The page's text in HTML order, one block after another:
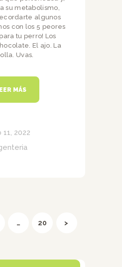
su metabolismo,
algunos
con los 5 peores
tu perro! Los
El ajo. La
Uvas.
MÁS
2022
… PAGE
20 >